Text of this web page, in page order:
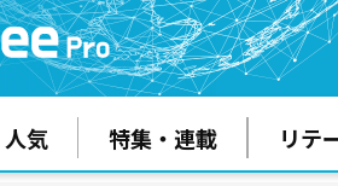
人気 特集・連載 リテ